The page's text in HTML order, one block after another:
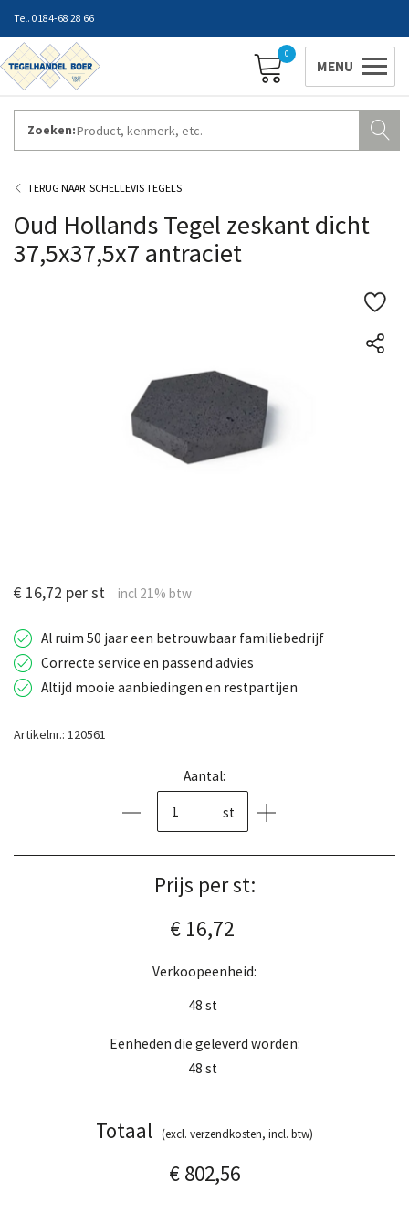
0184-68 28 66
0
Zoeken:
ZAKELIJK INLOGGEN
SCHELLEVIS TEGELS
Oud Hollands Tegel zeskant dicht
37,5x37,5x7 antraciet
€ 16,72 per st
Al ruim 50 jaar een betrouwbaar familiebedrijf
Correcte service en passend advies
Altijd mooie aanbiedingen en restpartijen
Artikelnr.: 120561
Aantal:
st
Prijs per st:
€ 16,72
Verkoopeenheid:
48 st
Eenheden die geleverd worden:
48 st
Totaal (excl. verzendkosten, incl. btw)
€ 802,56